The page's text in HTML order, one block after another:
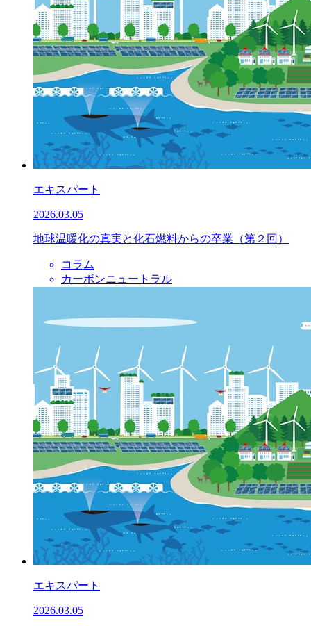
エキスパート
2026.03.05
地球温暖化の真実と化石燃料からの卒業（第２回）
コラム
カーボンニュートラル
エキスパート
2026.03.05